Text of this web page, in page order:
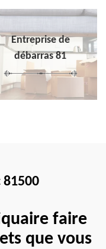
Entreprise de
débarras 81
faire
que vous